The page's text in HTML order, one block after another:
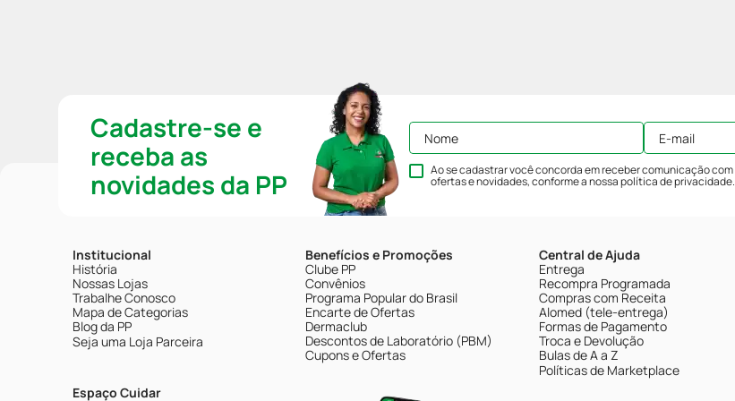
Cadastre-se e
receba as
novidades da PP
Ao se cadastrar você concorda em receber comunicação com
ofertas e novidades, conforme a nossapolítica de privacidade.
Institucional
História
Nossas Lojas
Trabalhe Conosco
Mapa de Categorias
Blog da PP
Seja uma Loja Parceira
Espaço Cuidar
Benefícios e Promoções
Clube PP
Convênios
Programa Popular do Brasil
Encarte de Ofertas
Dermaclub
Descontos de Laboratório (PBM)
Cupons e Ofertas
Central de Ajuda
Entrega
Recompra Programada
Compras com Receita
Alomed (tele-entrega)
Formas de Pagamento
Troca e Devolução
Bulas de A a Z
Políticas de Marketplace